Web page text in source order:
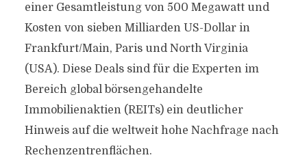
einer Gesamtleistung von 500 Megawatt und
Kosten von sieben Milliarden US-Dollar in
Frankfurt/Main, Paris und North Virginia
(USA). Diese Deals sind für die Experten im
Bereich global börsengehandelte
Immobilienaktien (REITs) ein deutlicher
Hinweis auf die weltweit hohe Nachfrage nach
Rechenzentrenflächen.